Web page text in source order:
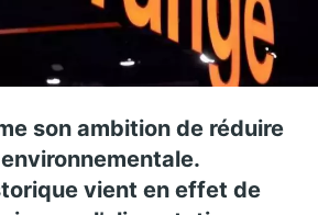
son ambition de réduire
vient en effet de